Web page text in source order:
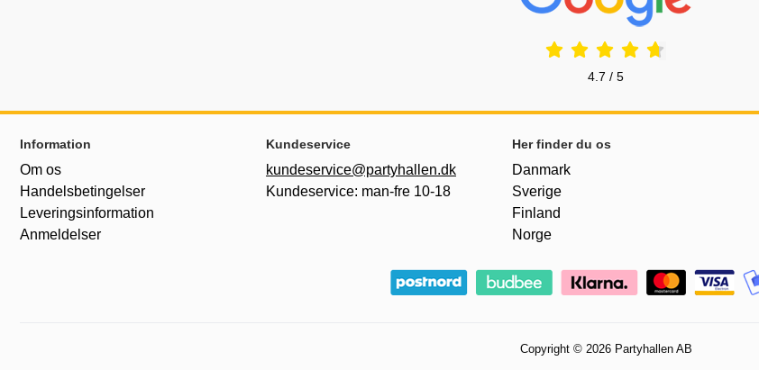
4.7 / 5
Sidefodsinhold Blandet info og links
Information
Om os
Handelsbetingelser
Leveringsinformation
Anmeldelser
Kundeservice
kundeservice@partyhallen.dk
Kundeservice: man-fre 10-18
Her finder du os
Danmark
Sverige
Finland
Norge
Copyright © 2026 Partyhallen AB